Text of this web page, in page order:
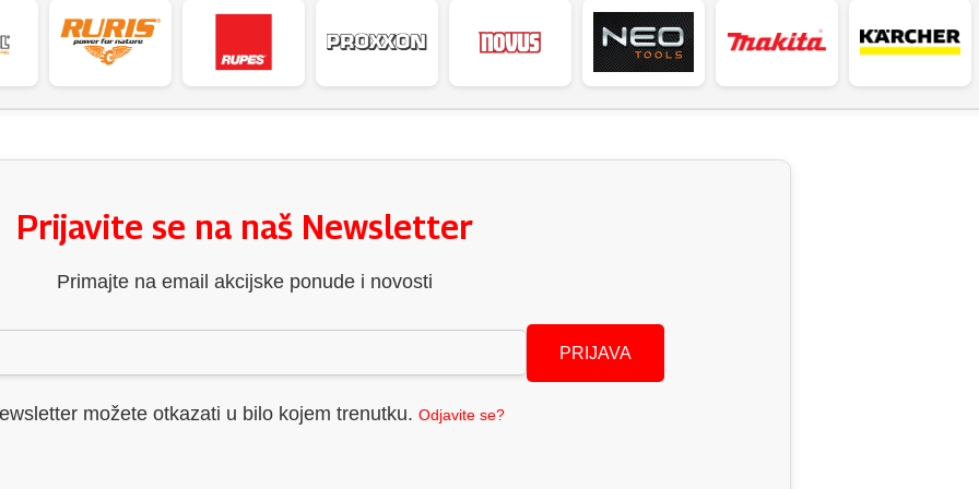
Prijavite se na naš Newsletter
Primajte na email akcijske ponude i novosti
PRIJAVA
možete otkazati u bilo kojem trenutku. Odjavite se?